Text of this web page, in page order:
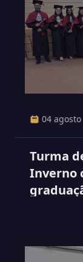
04
Turma
Inverno